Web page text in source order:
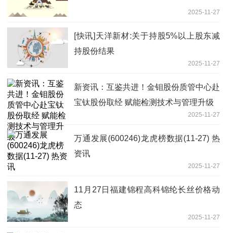
2025-11-27
[快讯]天洋新材:关于持股5%以上股东减
持股份结果
2025-11-27
新资讯：互鉴共进！金钼股份质管中心赴
宝钛股份取经 赋能检测技术与管理升级
2025-11-27
万通发展(600246)龙虎榜数据(11-27) 热
资讯
2025-11-27
11月27日福建锦程高科锦纶长丝价格动
态
2025-11-27